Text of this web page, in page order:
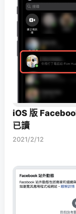
iOS 版
已讀
2021/2/12